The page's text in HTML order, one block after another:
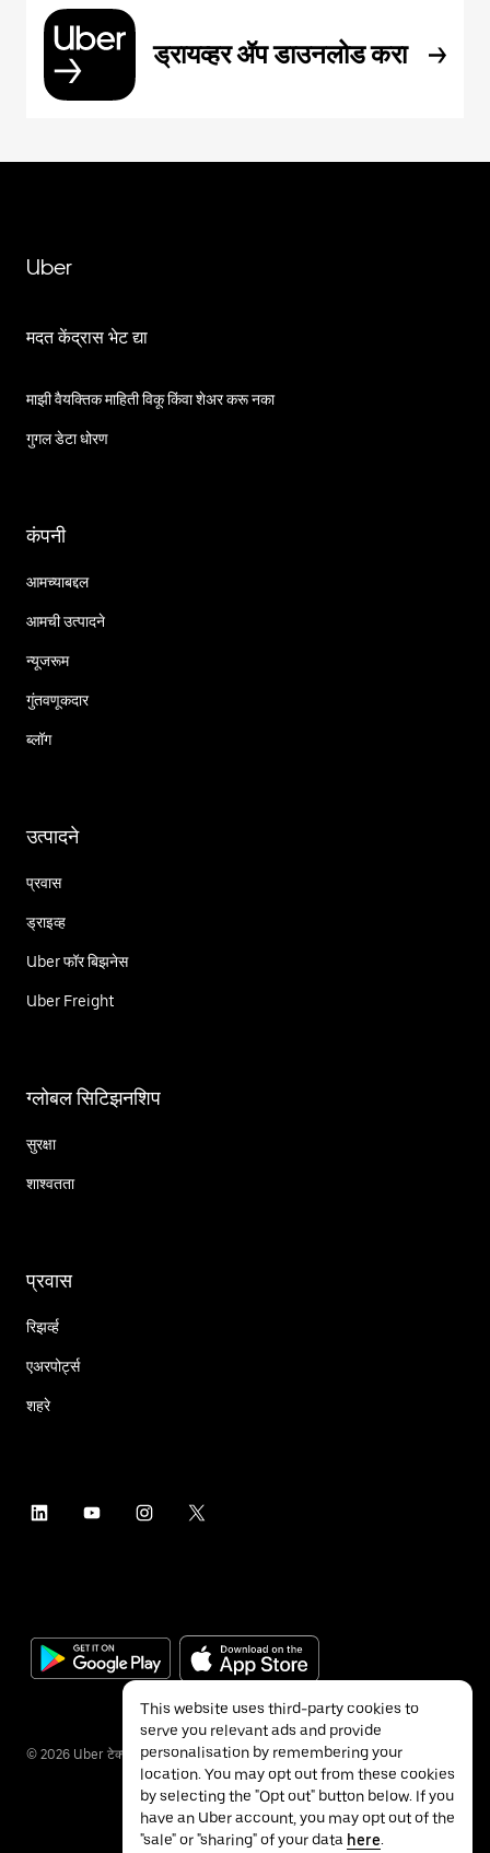
ड्रायव्हर ॲप डाउनलोड करा
Uber
मदत केंद्रास भेट द्या
माझी वैयक्तिक माहिती विकू किंवा शेअर करू नका
गुगल डेटा धोरण
कंपनी
आमच्याबद्दल
आमची उत्पादने
न्यूजरूम
गुंतवणूकदार
ब्लॉग
उत्पादने
प्रवास
ड्राइव्ह
Uber फॉर बिझनेस
Uber Freight
ग्लोबल सिटिझनशिप
सुरक्षा
शाश्वतता
प्रवास
रिझर्व्ह
एअरपोर्ट्स
शहरे
© 2026 Uber टेक्नॉलॉजीज इंक.
This website uses third-party cookies to
serve you relevant ads and provide
personalisation by remembering your
location. You may opt out from these cookies
by selecting the "Opt out" button below. If you
have an Uber account, you may opt out of the
"sale" or "sharing" of your data here.